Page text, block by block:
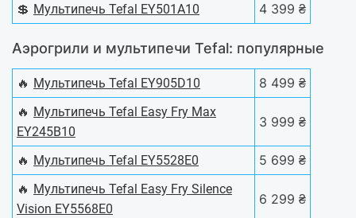
💲 Мультипечь Tefal EY501A10 4 399 ₴
Аэрогрили и мультипечи Tefal: популярные
🔥 Мультипечь Tefal EY905D10
8 499 ₴
🔥 Мультипечь Tefal Easy Fry Max
EY245B10
3 999 ₴
🔥 Мультипечь Tefal EY5528E0
5 699 ₴
🔥 Мультипечь Tefal Easy Fry Silence
Vision EY5568E0
6 299 ₴